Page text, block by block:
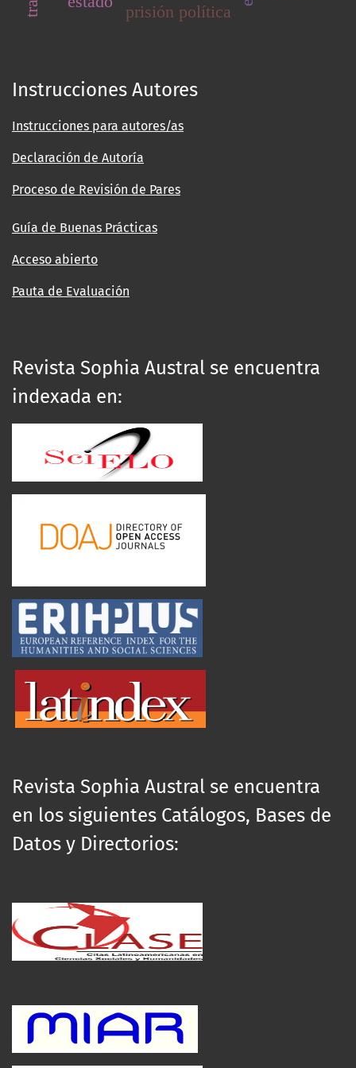
prisión política
Instrucciones Autores
Instrucciones para autores/as
Declaración de Autoría
Proceso de Revisión de Pares
Guía de Buenas Prácticas
Acceso abierto
Pauta de Evaluación
Revista Sophia Austral se encuentra
indexada en:
Revista Sophia Austral se encuentra
en los siguientes Catálogos, Bases de
Datos y Directorios: